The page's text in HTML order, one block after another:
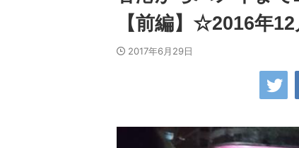
【前編】☆2016年
2017年6月29日